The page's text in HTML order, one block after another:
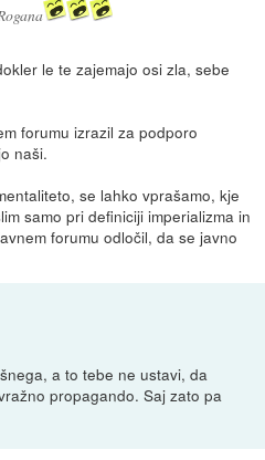
le te zajemajo osi zla, sebe
forumu izrazil za podporo
naši.
se lahko vprašamo, kje
samo pri definiciji imperializma in
forumu odločil, da se javno
a to tebe ne ustavi, da
propagando. Saj zato pa